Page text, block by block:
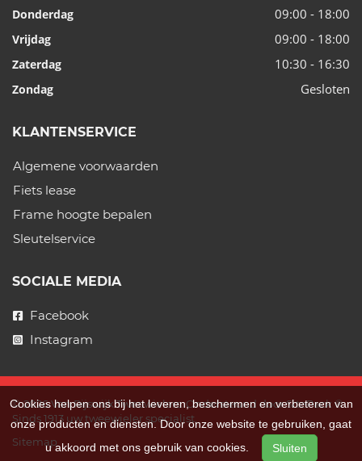
Donderdag 09:00 - 18:00
Vrijdag 09:00 - 18:00
Zaterdag 10:30 - 16:30
Zondag Gesloten
KLANTENSERVICE
Algemene voorwaarden
Fiets lease
Frame hoogte bepalen
Sleutelservice
SOCIALE MEDIA
Facebook
Instagram
© 2026 Van Rijswijk Tweewielers. Ondersteund doorSitePack ®
Sinds 1913 uw tweewieler specialist.
Sitemap
Cookies helpen ons bij het leveren, beschermen en verbeteren van
onze producten en diensten. Door onze website te gebruiken, gaat
u akkoord met ons gebruik van cookies.
Sluiten